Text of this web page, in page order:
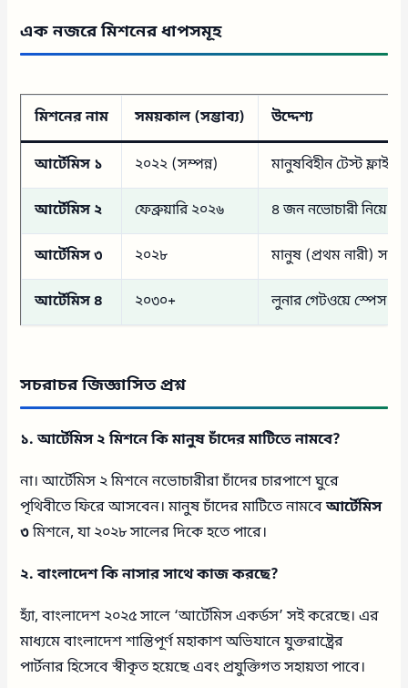
এক নজরে মিশনের ধাপসমূহ
মিশনের নাম সময়কাল (সম্ভাব্য) উদ্দেশ্য
আর্টেমিস ১ ২০২২ (সম্পন্ন) মানুষবিহীন টেস্ট
আর্টেমিস ২ ফেব্রুয়ারি ২০২৬ ৪ জন নভোচারী নিয়ে
আর্টেমিস ৩ ২০২৮ মানুষ (প্রথম নারী)
আর্টেমিস ৪ ২০৩০+ লুনার গেটওয়ে স্পেস
সচরাচর জিজ্ঞাসিত প্রশ্ন
১. আর্টেমিস ২ মিশনে কি মানুষ চাঁদের মাটিতে নামবে?
না। আর্টেমিস ২ মিশনে নভোচারীরা চাঁদের চারপাশে ঘুরে
পৃথিবীতে ফিরে আসবেন। মানুষ চাঁদের মাটিতে নামবেআর্টেমিস
৩মিশনে, যা ২০২৮ সালের দিকে হতে পারে।
২. বাংলাদেশ কি নাসার সাথে কাজ করছে?
হ্যাঁ, বাংলাদেশ ২০২৫ সালে ‘আর্টেমিস একর্ডস’ সই করেছে। এর
মাধ্যমে বাংলাদেশ শান্তিপূর্ণ মহাকাশ অভিযানে যুক্তরাষ্ট্রের
পার্টনার হিসেবে স্বীকৃত হয়েছে এবং প্রযুক্তিগত সহায়তা পাবে।